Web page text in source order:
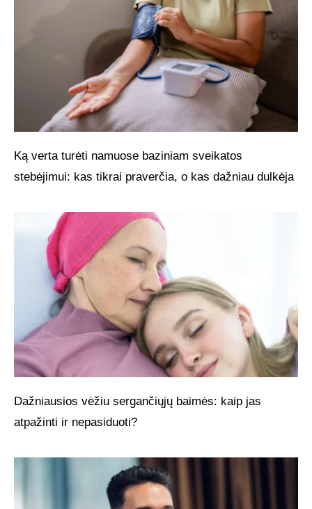
Ką verta turėti namuose baziniam sveikatos
stebėjimui: kas tikrai praverčia, o kas dažniau dulkėja
Dažniausios vėžiu sergančiųjų baimės: kaip jas
atpažinti ir nepasiduoti?